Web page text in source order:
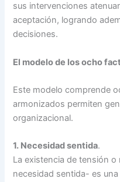
sus intervenciones
aceptación, logrando
decisiones.
El modelo de los ocho
Este modelo comprende
armonizados permiten
organizacional.
1. Necesidad sentida.
La existencia de tensión o
necesidad sentida- es